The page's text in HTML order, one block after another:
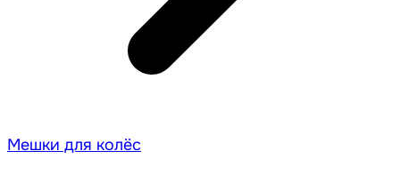
Мешки для колёс